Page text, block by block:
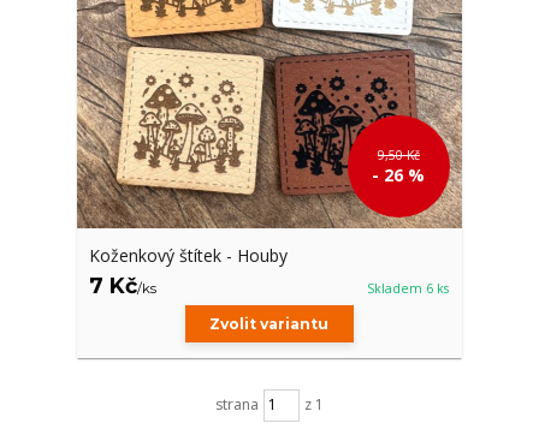
9,50 Kč
- 26 %
Koženkový štítek - Houby
7 Kč/ks Skladem 6 ks
Zvolit variantu
strana z 1